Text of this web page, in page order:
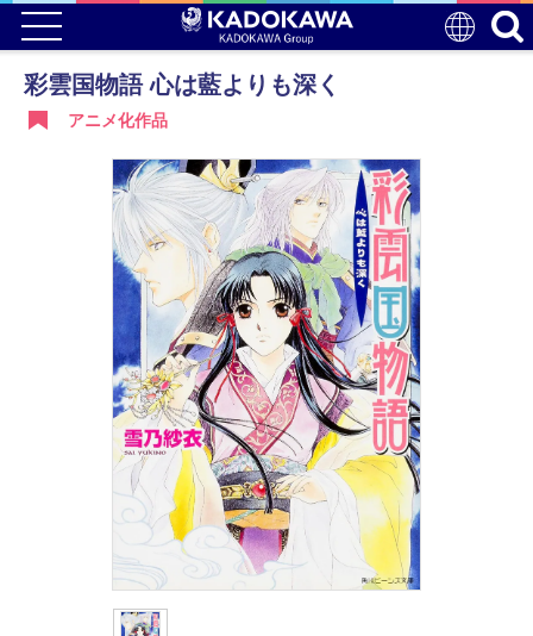
彩雲国物語 心は藍よりも深く
アニメ化作品